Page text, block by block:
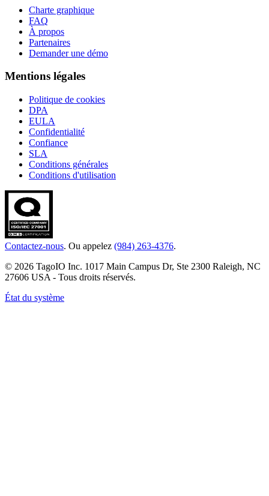
Charte graphique
FAQ
À propos
Partenaires
Demander une démo
Mentions légales
Politique de cookies
DPA
EULA
Confidentialité
Confiance
SLA
Conditions générales
Conditions d'utilisation
Contactez-nous. Ou appelez (984) 263-4376.
© 2026 TagoIO Inc. 1017 Main Campus Dr, Ste 2300 Raleigh, NC
27606 USA - Tous droits réservés.
État du système